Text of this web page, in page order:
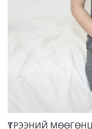
ҮТРЭЭНИЙ